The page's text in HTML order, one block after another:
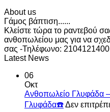
About us
Γάμος βάπτιση......
Κλείστε τώρα το ραντεβού
ανθοπωλείου μας για να
σας -Τηλέφωνο:
Latest News
06
Οκτ
Ανθοπωλείο Γλυφάδα
Γλυφάδα☎️Δεν